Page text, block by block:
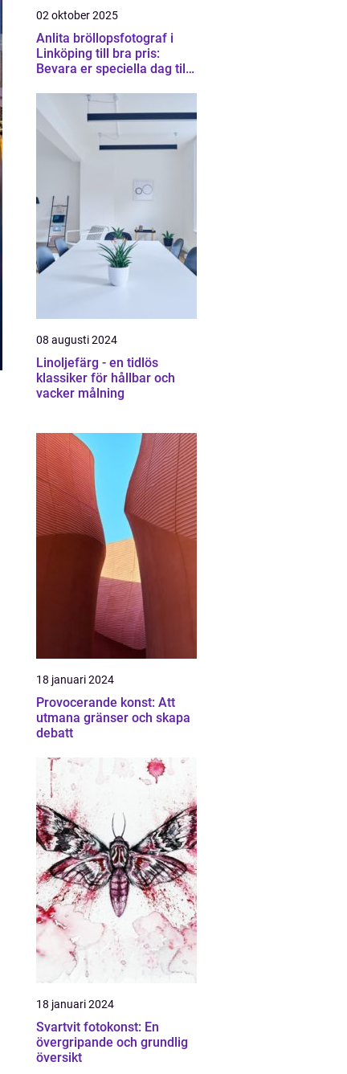
02 oktober 2025
Anlita bröllopsfotograf i
Linköping till bra pris:
Bevara er speciella dag till
08 augusti 2024
Linoljefärg - en tidlös
klassiker för hållbar och
vacker målning
18 januari 2024
Provocerande konst: Att
utmana gränser och skapa
debatt
18 januari 2024
Svartvit fotokonst: En
övergripande och grundlig
översikt